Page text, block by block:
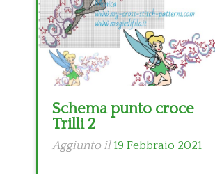
Schema punto croce
Trilli 2
Aggiunto il 19 Febbraio 2021